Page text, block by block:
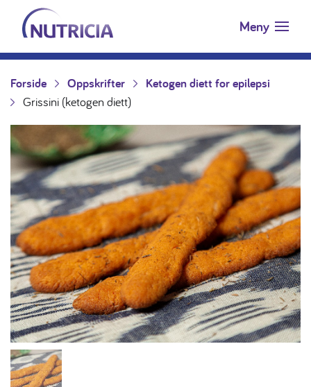
Hopp til innholdet
Nutricia.no Meny
Forside Oppskrifter
Ketogen diett for epilepsi
Grissini (ketogen diett)